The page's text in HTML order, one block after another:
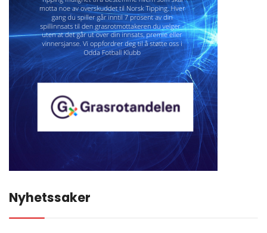
Nyhetssaker